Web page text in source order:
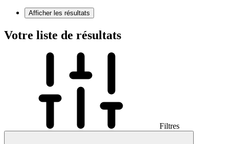
Afficher les résultats
Votre liste de résultats
Filtres